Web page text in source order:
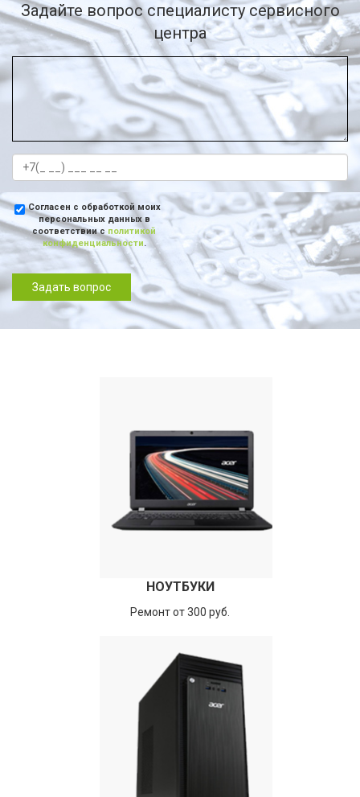
Задайте вопрос специалисту сервисного
центра
Согласен с обработкой моих
персональных данных в
соответствии с политикой
конфиденциальности.
Задать вопрос
НОУТБУКИ
Ремонт от 300 руб.